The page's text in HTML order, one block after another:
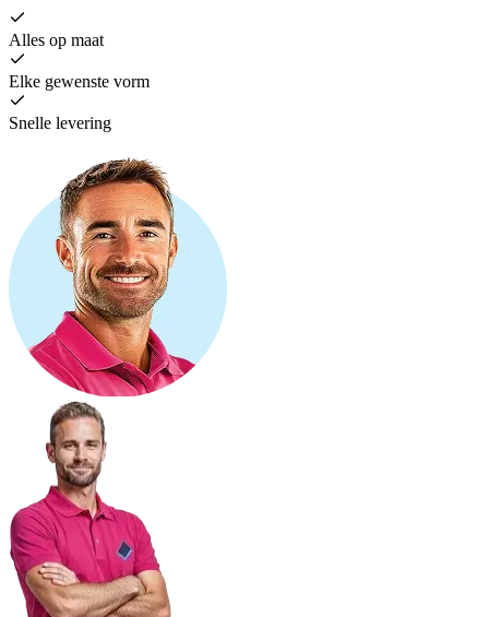
Alles op maat
Elke gewenste vorm
Snelle levering